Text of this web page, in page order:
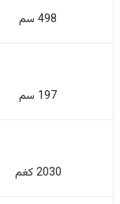
498 سم
197 سم
2030 كغم